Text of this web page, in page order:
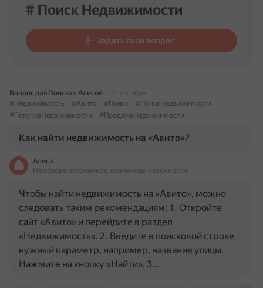
# Поиск Недвижимости
Задать свой вопрос
Вопрос для Поиска с Алисой
1 сентября
#Недвижимость
#Авито #Поиск
#ПоискНедвижимости
#ПокупкаНедвижимости
#ПродажаНедвижимости
Как найти недвижимость на «Авито»?
Алиса
На основе источников, возможны неточности
Чтобы найти недвижимость на «Авито», можно
следовать таким рекомендациям: 1. Откройте
сайт «Авито» и перейдите в раздел
«Недвижимость». 2. Введите в поисковой строке
нужный параметр, например, название улицы.
Нажмите на кнопку «Найти». 3…